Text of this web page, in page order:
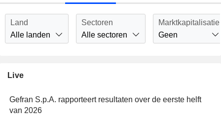
Land
Alle landen
Sectoren
Alle sectoren
Marktkapitalisatie
Geen
Live
Gefran S.p.A. rapporteert resultaten over de eerste helft
van 2026